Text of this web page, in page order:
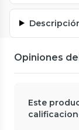
Opiniones
Este